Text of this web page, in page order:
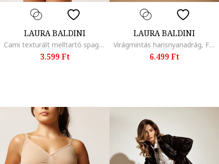
LAURA BALDINI
Cami texturált melltartó spagettipántokkal, Tevebarna
3.599 Ft
LAURA BALDINI
Virágmintás harisnyanadrág, Fekete
6.499 Ft